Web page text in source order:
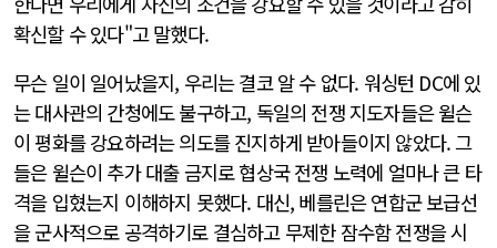
확신할 수 있다"고 말했다.
무슨 일이 일어났을지, 우리는 결코 알 수 없다. 워싱턴 DC에 있
는 대사관의 간청에도 불구하고, 독일의 전쟁 지도자들은 윌슨
이 평화를 강요하려는 의도를 진지하게 받아들이지 않았다. 그
들은 윌슨이 추가 대출 금지로 협상국 전쟁 노력에 얼마나 큰 타
격을 입혔는지 이해하지 못했다. 대신, 베를린은 연합군 보급선
을 군사적으로 공격하기로 결심하고 무제한 잠수함 전쟁을 시